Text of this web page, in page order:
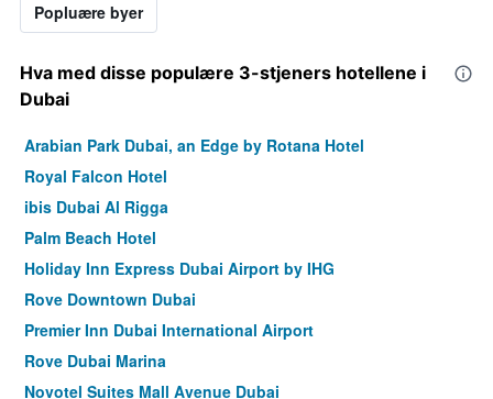
Popluære byer
Hva med disse populære 3-stjeners hotellene i
Dubai
Arabian Park Dubai, an Edge by Rotana Hotel
Royal Falcon Hotel
ibis Dubai Al Rigga
Palm Beach Hotel
Holiday Inn Express Dubai Airport by IHG
Rove Downtown Dubai
Premier Inn Dubai International Airport
Rove Dubai Marina
Novotel Suites Mall Avenue Dubai